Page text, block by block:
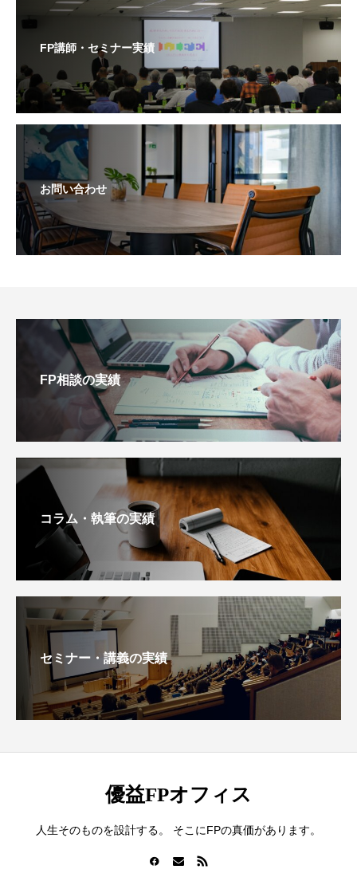
FP講師・セミナー実績
お問い合わせ
FP相談の実績
コラム・執筆の実績
セミナー・講義の実績
優益FPオフィス
人生そのものを設計する。 そこにFPの真価があります。